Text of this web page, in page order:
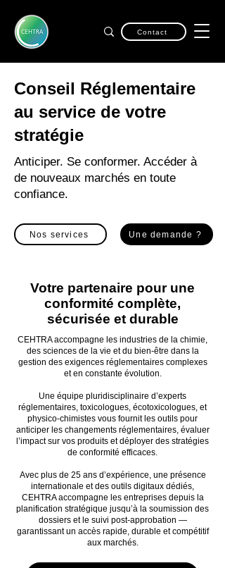
Contact
Conseil Réglementaire
au service de votre
stratégie
Anticiper. Se conformer. Accéder à
de nouveaux marchés en toute
confiance.
Nos services Une demande ?
Votre partenaire pour une
conformité complète,
sécurisée et durable
CEHTRA accompagne les industries de la chimie,
des sciences de la vie et du bien-être dans la
gestion des exigences réglementaires complexes
et en constante évolution.
Une équipe pluridisciplinaire d’experts
réglementaires, toxicologues, écotoxicologues, et
physico-chimistes vous fournit les outils pour
anticiper les changements réglementaires, évaluer
l’impact sur vos produits et déployer des stratégies
de conformité efficaces.
Avec plus de 25 ans d’expérience, une présence
internationale et des outils digitaux dédiés,
CEHTRA accompagne les entreprises depuis la
planification stratégique jusqu’à la soumission des
dossiers et le suivi post-approbation —
garantissant un accès rapide, durable et compétitif
aux marchés.